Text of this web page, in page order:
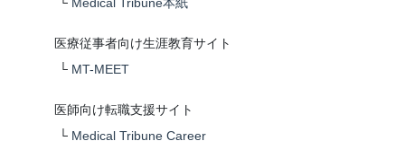
医療従事者向け生涯教育サイト
└ MT-MEET
医師向け転職支援サイト
└ Medical Tribune Career